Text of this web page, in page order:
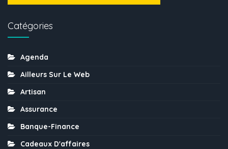
Catégories
Agenda
Ailleurs Sur Le Web
Artisan
Assurance
Banque-Finance
Cadeaux D'affaires